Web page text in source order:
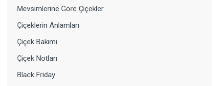
Mevsimlerine Göre Çiçekler
Çiçeklerin Anlamları
Çiçek Bakımı
Çiçek Notları
Black Friday